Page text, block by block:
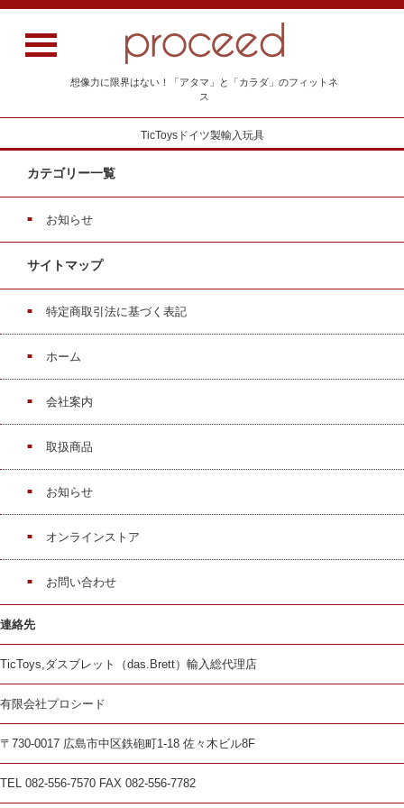
想像力に限界はない！「アタマ」と「カラダ」のフィットネ
ス
TicToysドイツ製輸入玩具
カテゴリー一覧
お知らせ
サイトマップ
特定商取引法に基づく表記
ホーム
会社案内
取扱商品
お知らせ
オンラインストア
お問い合わせ
連絡先
TicToys,ダスブレット（das.Brett）輸入総代理店
有限会社プロシード
〒730-0017 広島市中区鉄砲町1-18 佐々木ビル8F
TEL 082-556-7570 FAX 082-556-7782